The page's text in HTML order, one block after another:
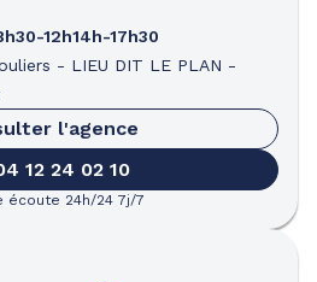
12h14h-17h30
- LIEU DIT LE PLAN -
l'agence
12 24 02 10
écoute 24h/24 7j/7